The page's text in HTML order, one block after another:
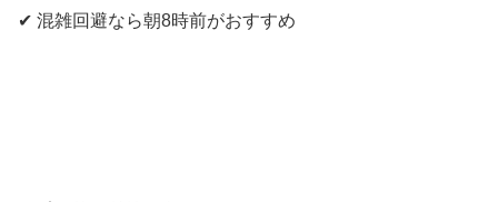
✔ 混雑回避なら朝8時前がおすすめ